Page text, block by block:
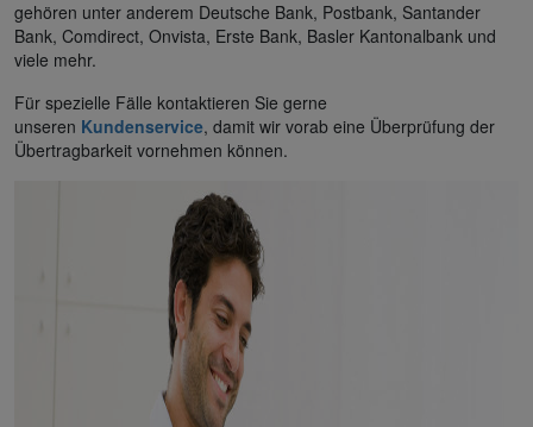
gehören unter anderem Deutsche Bank, Postbank, Santander
Bank, Comdirect, Onvista, Erste Bank, Basler Kantonalbank und
viele mehr.
Für spezielle Fälle kontaktieren Sie gerne
unseren Kundenservice, damit wir vorab eine Überprüfung der
Übertragbarkeit vornehmen können.